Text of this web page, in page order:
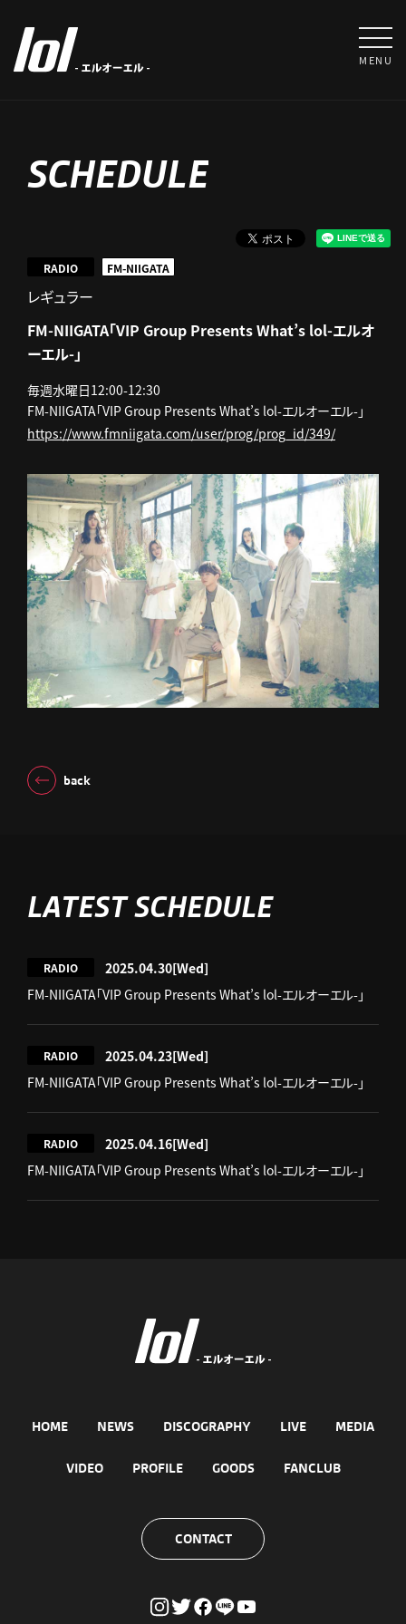
MENU
SCHEDULE
レギュラー
RADIO FM-NIIGATA
FM-NIIGATA「VIP Group Presents What’s lol-エルオ
ーエル-」
毎週水曜日12:00-12:30
FM-NIIGATA「VIP Group Presents What’s lol-エルオーエル-」
https://www.fmniigata.com/user/prog/prog_id/349/
back
LATEST SCHEDULE
RADIO 2025.04.30[Wed]
FM-NIIGATA「VIP Group Presents What’s lol-エルオーエル-」
RADIO 2025.04.23[Wed]
FM-NIIGATA「VIP Group Presents What’s lol-エルオーエル-」
RADIO 2025.04.16[Wed]
FM-NIIGATA「VIP Group Presents What’s lol-エルオーエル-」
HOME NEWS DISCOGRAPHY LIVE MEDIA
VIDEO PROFILE GOODS FANCLUB
CONTACT